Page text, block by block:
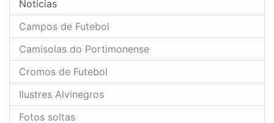
Noticias
Campos de Futebol
Camisolas do Portimonense
Cromos de Futebol
Ilustres Alvinegros
Fotos soltas